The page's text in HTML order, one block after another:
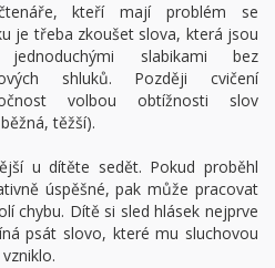
kteří mají problém se
je třeba zkoušet slova, která jsou
slabikami bez
shluků. Později cvičení
volbou obtížnosti slov
těžší).
u dítěte sedět. Pokud proběhl
úspěšné, pak může pracovat
chybu. Dítě si sled hlásek nejprve
psát slovo, které mu sluchovou